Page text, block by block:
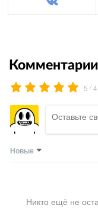
Комментарии
5 /4
Новые
Никто ещё не